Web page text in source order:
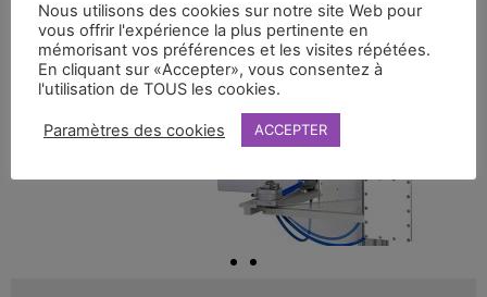
Nous utilisons des cookies sur notre site Web pour
vous offrir l'expérience la plus pertinente en
mémorisant vos préférences et les visites répétées.
En cliquant sur «Accepter», vous consentez à
l'utilisation de TOUS les cookies.
Paramètres des cookies ACCEPTER